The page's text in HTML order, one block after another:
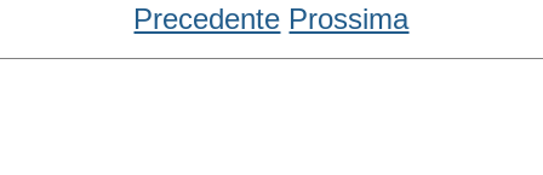
Precedente Prossima